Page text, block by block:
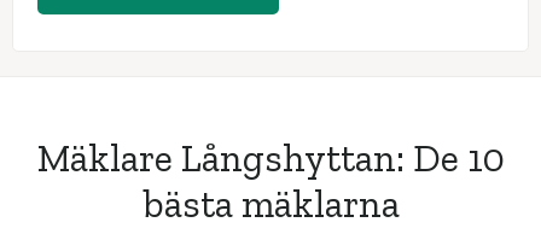
Mäklare Långshyttan: De 10
bästa mäklarna